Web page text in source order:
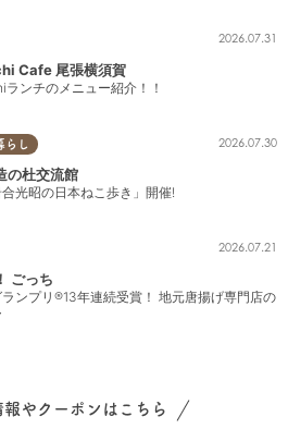
2026.07.31
Cafe 尾張横須賀
ンチのメニュー紹介！！
らし 2026.07.30
の杜交流館
光昭の日本ねこ歩き」開催!
2026.07.21
ごっち
ンプリ®13年連続受賞！ 地元唐揚げ専門店の
報やクーポンはこちら